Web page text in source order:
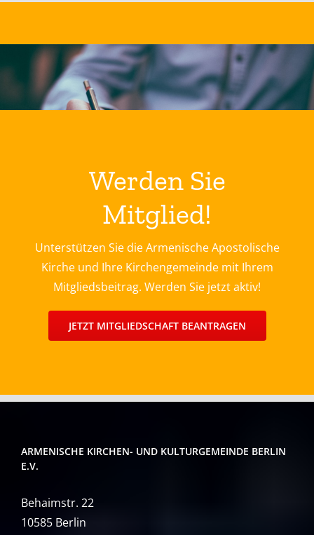
Werden Sie
Mitglied!
Unterstützen Sie die Armenische Apostolische
Kirche und Ihre Kirchengemeinde mit Ihrem
Mitgliedsbeitrag. Werden Sie jetzt aktiv!
JETZT MITGLIEDSCHAFT BEANTRAGEN
ARMENISCHE KIRCHEN- UND KULTURGEMEINDE BERLIN
E.V.
Behaimstr. 22
10585 Berlin